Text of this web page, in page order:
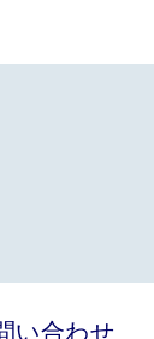
い合わせ